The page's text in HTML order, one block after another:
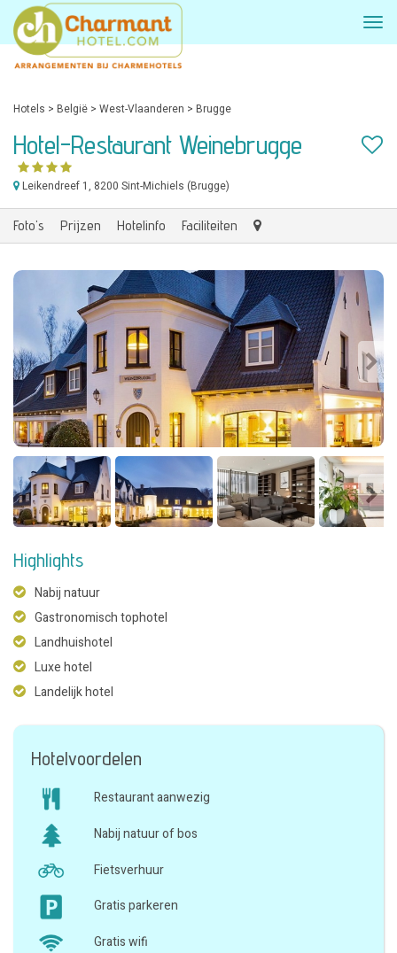
Hotels > België > West-Vlaanderen > Brugge
Hotel-Restaurant Weinebrugge
Leikendreef 1, 8200 Sint-Michiels (Brugge)
Foto's Prijzen Hotelinfo Faciliteiten
Highlights
Nabij natuur
Gastronomisch tophotel
Landhuishotel
Luxe hotel
Landelijk hotel
Hotelvoordelen
Restaurant aanwezig
Nabij natuur of bos
Fietsverhuur
Gratis parkeren
Gratis wifi